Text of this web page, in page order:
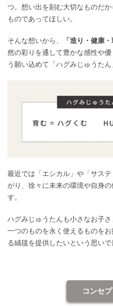
つ。想い出を刻む大切なものだ
ものであってほしい。
そんな想いから、 「造り・健康・
然の彩りを通して豊かな感性や
う願い込めて「ハグみじゅうたん
最近では「エシカル」や「サス
がり、徐々に未来の環境や自身
す。
ハグみじゅうたんも小さなお子さ
一つのものを永く使えるものを
る絨毯を提供したいという思いで
コンセ